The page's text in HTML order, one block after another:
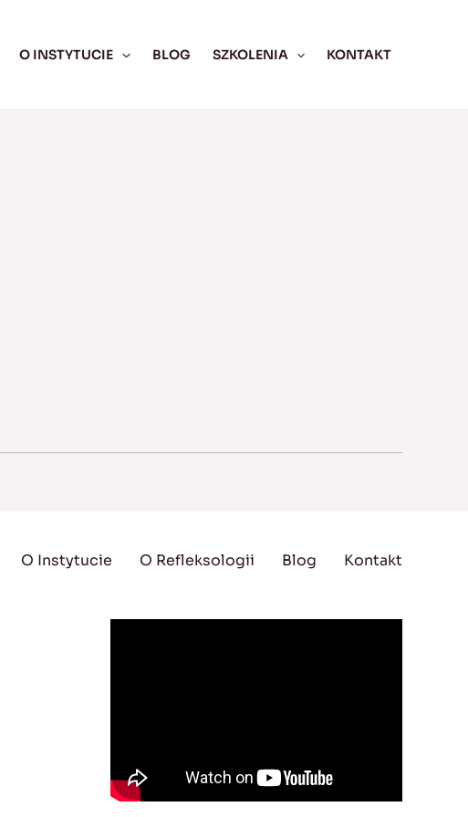
O INSTYTUCIE BLOG SZKOLENIA KONTAKT
O Instytucie O Refleksologii Blog Kontakt